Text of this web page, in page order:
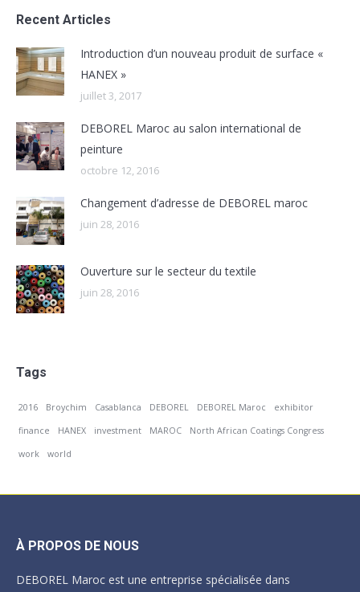
Recent Articles
Introduction d’un nouveau produit de surface «
HANEX »
juillet 3, 2017
DEBOREL Maroc au salon international de
peinture
octobre 12, 2016
Changement d’adresse de DEBOREL maroc
juin 28, 2016
Ouverture sur le secteur du textile
juin 28, 2016
Tags
2016 Broychim Casablanca DEBOREL DEBOREL Maroc exhibitor
finance HANEX investment MAROC North African Coatings Congress
work world
À PROPOS DE NOUS
DEBOREL Maroc est une entreprise spécialisée dans